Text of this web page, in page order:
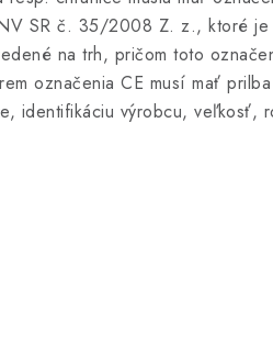
SR č. 35/2008 Z. z., ktoré je
na trh, pričom toto
označenia CE musí mať
identifikáciu výrobcu, veľkosť,